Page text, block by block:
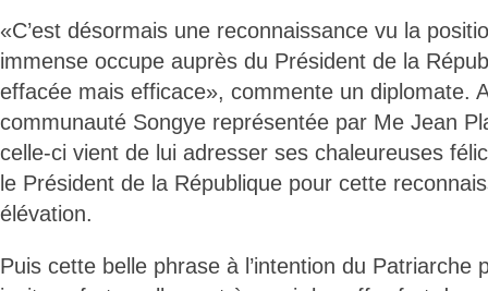
«C’est désormais une reconnaissance vu la
immense occupe auprès du Président de la
effacée mais efficace», commente un diplomate.
communauté Songye représentée par Me Jean
celle-ci vient de lui adresser ses chaleureuses
le Président de la République pour cette
élévation.
Puis cette belle phrase à l’intention du Patriarche